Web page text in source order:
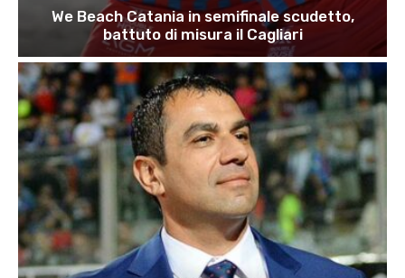
We Beach Catania in semifinale scudetto,
battuto di misura il Cagliari